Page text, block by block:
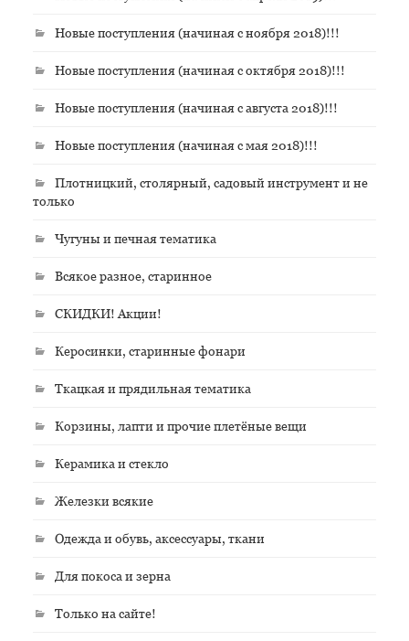
Новые поступления (начиная с ноября 2018)!!!
Новые поступления (начиная с октября 2018)!!!
Новые поступления (начиная с августа 2018)!!!
Новые поступления (начиная с мая 2018)!!!
Плотницкий, столярный, садовый инструмент и не
только
Чугуны и печная тематика
Всякое разное, старинное
СКИДКИ! Акции!
Керосинки, старинные фонари
Ткацкая и прядильная тематика
Корзины, лапти и прочие плетёные вещи
Керамика и стекло
Железки всякие
Одежда и обувь, аксессуары, ткани
Для покоса и зерна
Только на сайте!